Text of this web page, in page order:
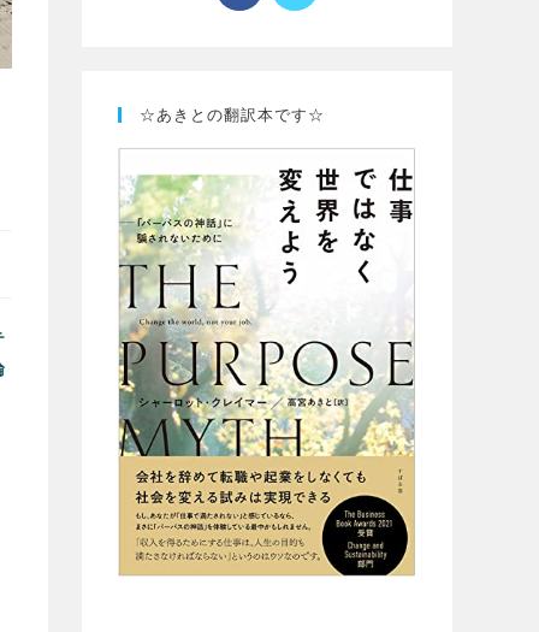
☆あきとの翻訳本です☆